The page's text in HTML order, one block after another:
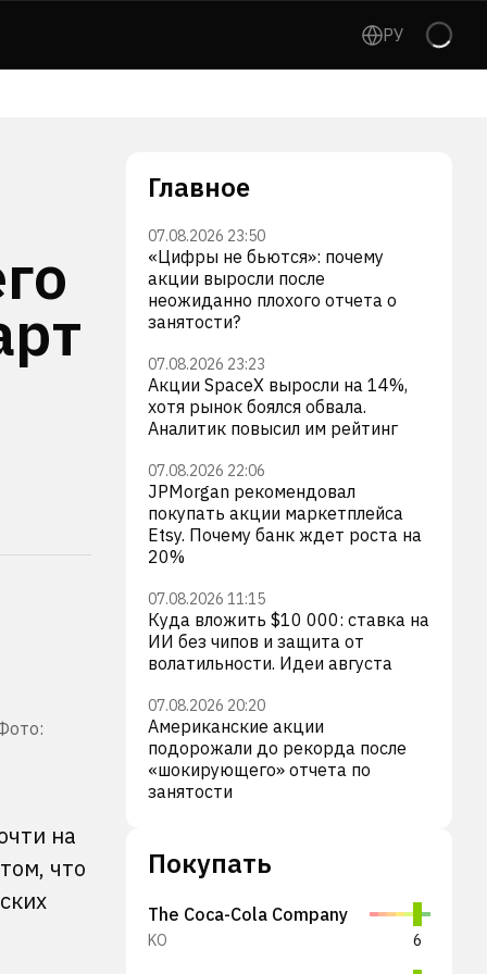
РУ
на
что
Главное
07.08.2026 23:50
«Цифры не бьются»: почему
акции выросли после
неожиданно плохого отчета о
занятости?
07.08.2026 23:23
Акции SpaceX выросли на 14%,
хотя рынок боялся обвала.
Аналитик повысил им рейтинг
07.08.2026 22:06
JPMorgan рекомендовал
покупать акции маркетплейса
Etsy. Почему банк ждет роста на
20%
07.08.2026 11:15
Куда вложить $10 000: ставка на
ИИ без чипов и защита от
волатильности. Идеи августа
07.08.2026 20:20
Американские акции
подорожали до рекорда после
«шокирующего» отчета по
занятости
Покупать
The Coca-Cola Company
KO 6